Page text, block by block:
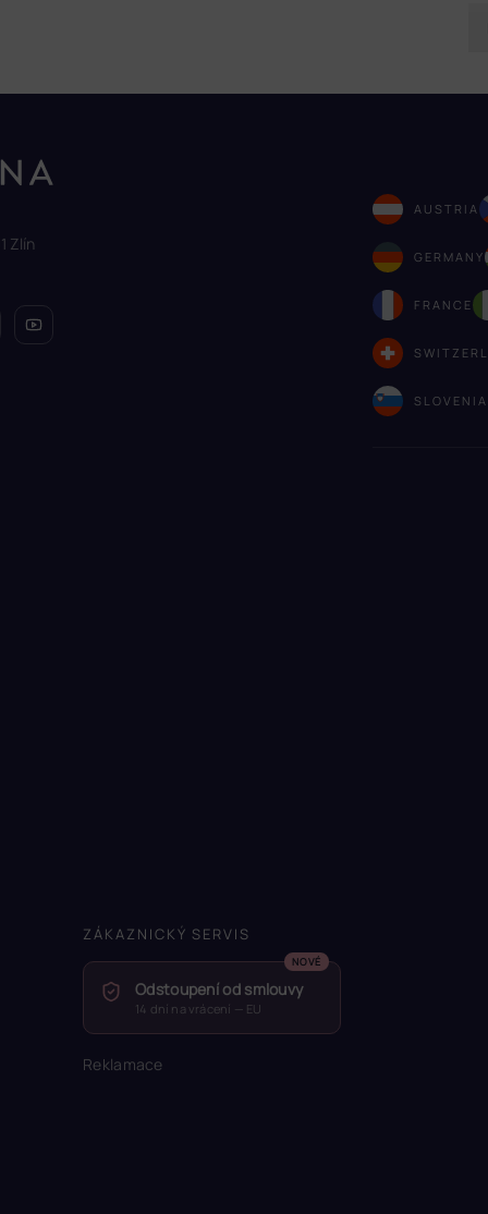
Zlín
AUSTRIA
GERMANY
FRANCE
SLOVENIA
ZÁKAZNICKÝ SERVIS
Odstoupení od smlouvy
14 dní na vrácení — EU
Reklamace